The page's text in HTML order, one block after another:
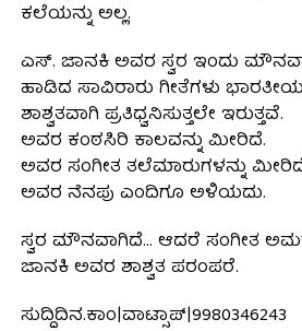
ಕಲೆಯನ್ನು ಅಲ್ಲ.
ಎಸ್. ಜಾನಕಿ ಅವರ ಸ್ವರ ಇಂದು
ಹಾಡಿದ ಸಾವಿರಾರು ಗೀತೆಗಳು ಭಾರತೀಯ
ಶಾಶ್ವತವಾಗಿ ಪ್ರತಿಧ್ವನಿಸುತ್ತಲೇ ಇರುತ್ತವೆ.
ಅವರ ಕಂಠಸಿರಿ ಕಾಲವನ್ನು ಮೀರಿದೆ.
ಅವರ ಸಂಗೀತ ತಲೆಮಾರುಗಳನ್ನು
ಅವರ ನೆನಪು ಎಂದಿಗೂ ಅಳಿಯದು.
ಸ್ವರ ಮೌನವಾಗಿದೆ… ಆದರೆ ಸಂಗೀತ
ಜಾನಕಿ ಅವರ ಶಾಶ್ವತ ಪರಂಪರೆ.
ಸುದ್ದಿದಿನ.ಕಾಂ|ವಾಟ್ಸಾಪ್|9980346243